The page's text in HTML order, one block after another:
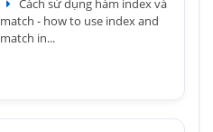
Cách sử dụng hàm index và
match - how to use index and
match in...